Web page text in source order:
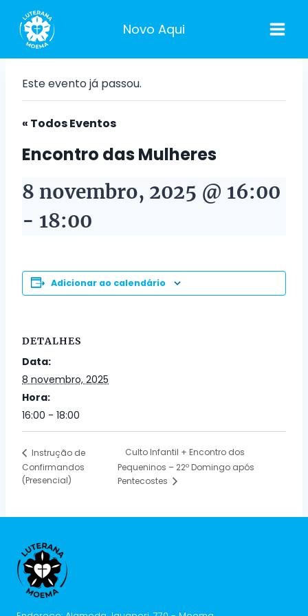
para
Conteúdo
Novo Aqui
Este evento já passou.
« Todos Eventos
Encontro das Mulheres
8 novembro, 2025 @ 16:00
- 18:00
Adicionar ao calendário
DETALHES
Data:
8 novembro, 2025
Hora:
16:00 - 18:00
Instrução de
Confirmandos
(Presencial)
Culto Infantil + Encontro dos
Pequeninos – 22º Domingo após
Pentecostes